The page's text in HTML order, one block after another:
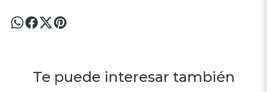
Te puede interesar también